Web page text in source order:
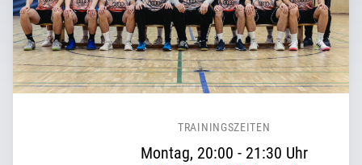
TRAININGSZEITEN
Montag, 20:00 - 21:30 Uhr